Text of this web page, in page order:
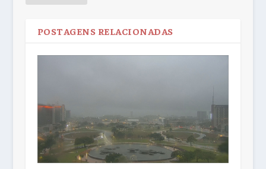
POSTAGENS RELACIONADAS